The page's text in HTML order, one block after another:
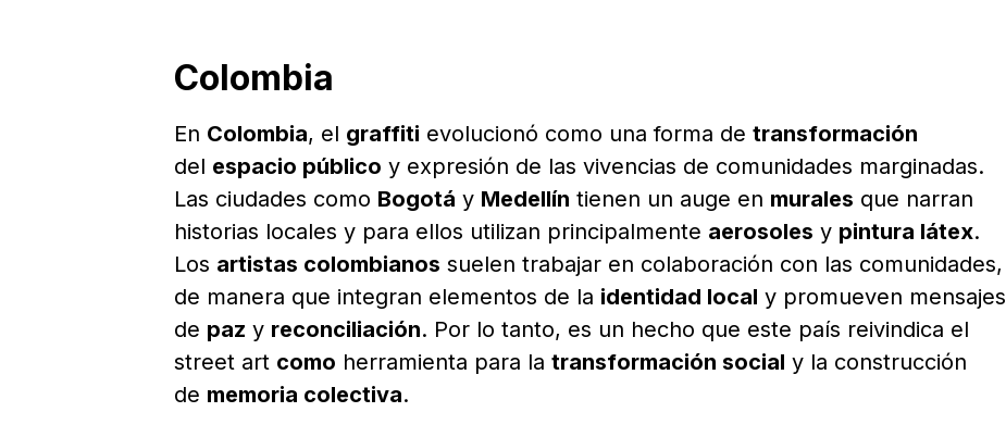
Colombia
En Colombia, el graffiti evolucionó como una forma de transformación
del espacio público y expresión de las vivencias de comunidades marginadas.
Las ciudades como Bogotá y Medellín tienen un auge en murales que narran
historias locales y para ellos utilizan principalmente aerosoles y pintura látex.
Los artistas colombianos suelen trabajar en colaboración con las comunidades,
de manera que integran elementos de la identidad local y promueven mensajes
de paz y reconciliación. Por lo tanto, es un hecho que este país reivindica el
street art como herramienta para la transformación social y la construcción
de memoria colectiva.